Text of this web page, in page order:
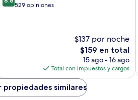
de 529 opiniones
$137 por noche
El
precio
actual
es
de
$159
$159 en total
15 ago - 16 ago
Total con impuestos y cargos
propiedades similares